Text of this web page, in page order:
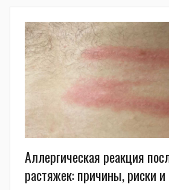
Аллергическая реакция
растяжек: причины, риски и